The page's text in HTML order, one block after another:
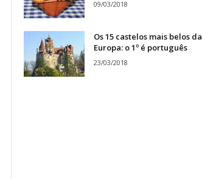
09/03/2018
Os 15 castelos mais belos da
Europa: o 1º é português
23/03/2018